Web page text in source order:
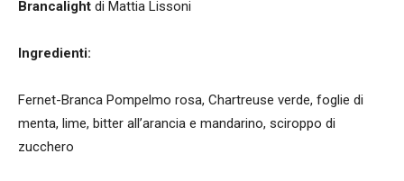
Brancalight di Mattia Lissoni
Ingredienti:
Fernet-Branca Pompelmo rosa, Chartreuse verde, foglie di
menta, lime, bitter all’arancia e mandarino, sciroppo di
zucchero